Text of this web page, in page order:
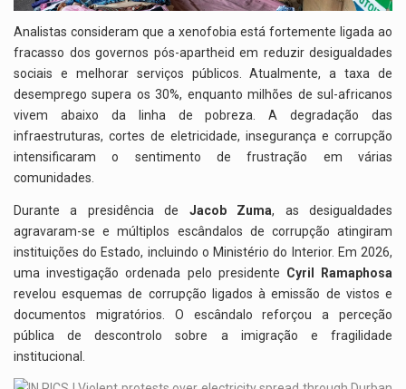
Analistas consideram que a xenofobia está fortemente ligada ao
fracasso dos governos pós-apartheid em reduzir desigualdades
sociais e melhorar serviços públicos. Atualmente, a taxa de
desemprego supera os 30%, enquanto milhões de sul-africanos
vivem abaixo da linha de pobreza. A degradação das
infraestruturas, cortes de eletricidade, insegurança e corrupção
intensificaram o sentimento de frustração em várias
comunidades.
Durante a presidência de Jacob Zuma, as desigualdades
agravaram-se e múltiplos escândalos de corrupção atingiram
instituições do Estado, incluindo o Ministério do Interior. Em 2026,
uma investigação ordenada pelo presidente Cyril Ramaphosa
revelou esquemas de corrupção ligados à emissão de vistos e
documentos migratórios. O escândalo reforçou a perceção
pública de descontrolo sobre a imigração e fragilidade
institucional.